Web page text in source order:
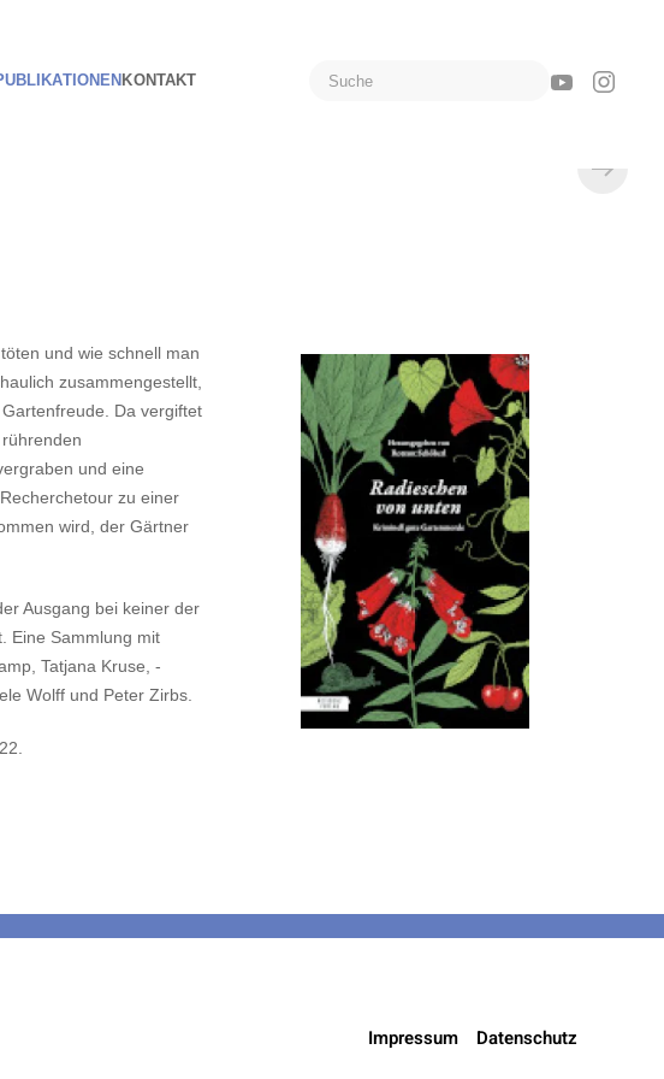
KONTAKT
und wie schnell man
zusammengestellt,
Da vergiftet
und eine
zu einer
wird, der Gärtner
Ausgang bei keiner der
Eine Sammlung mit
Tatjana Kruse, -
Wolff und Peter Zirbs.
Impressum Datenschutz